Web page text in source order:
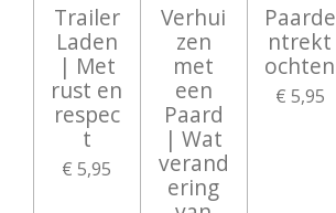
Trailer
Laden
| Met
rust en
respec
t
€ 5,95
Verhui
zen
met
een
Paard
| Wat
verand
ering
Paarde
ntrekt
ochten
€ 5,95